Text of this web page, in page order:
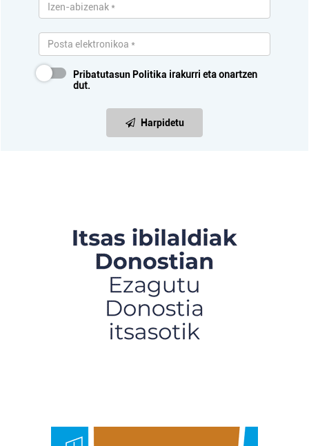
Pribatutasun Politika irakurri eta onartzen
dut.
Harpidetu